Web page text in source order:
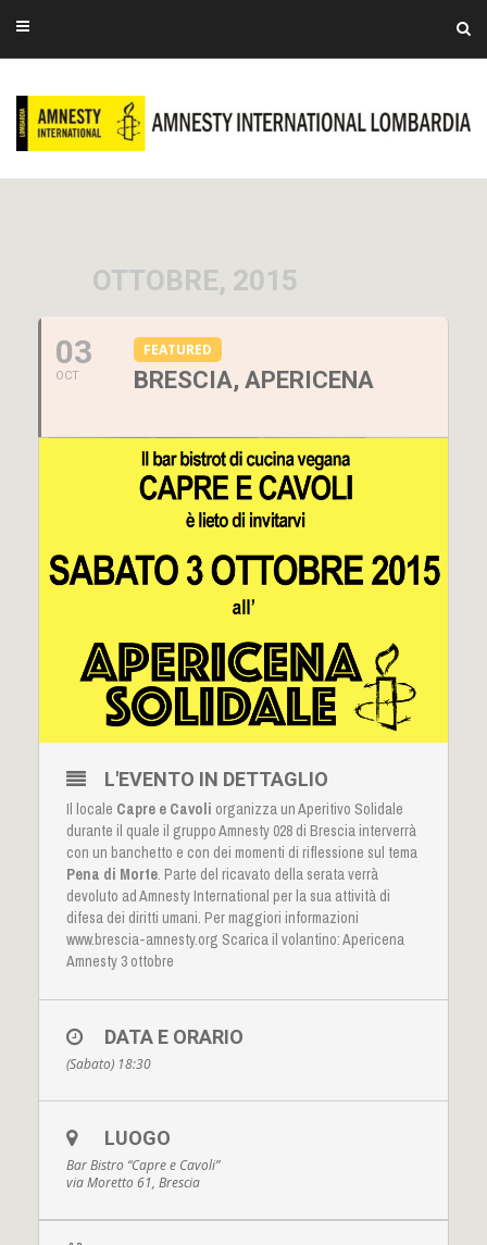
OTTOBRE, 2015
03
OCT
FEATURED
BRESCIA, APERICENA
L'EVENTO IN DETTAGLIO
Il locale Capre e Cavoli organizza un Aperitivo Solidale
durante il quale il gruppo Amnesty 028 di Brescia interverrà
con un banchetto e con dei momenti di riflessione sul tema
Pena di Morte. Parte del ricavato della serata verrà
devoluto ad Amnesty International per la sua attività di
difesa dei diritti umani. Per maggiori informazioni
www.brescia-amnesty.org Scarica il volantino:Apericena
Amnesty 3 ottobre
DATA E ORARIO
(Sabato) 18:30
LUOGO
Bar Bistro “Capre e Cavoli”
via Moretto 61, Brescia